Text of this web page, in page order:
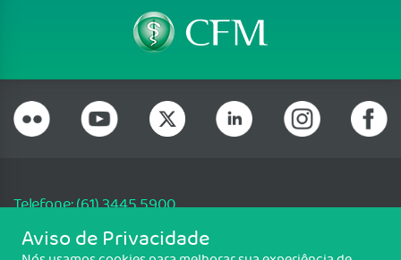
Telefone: (61) 3445 5900
Email: cfm@portalmedico.org.br
SGAS 616, Conjunto D, Lote 115, L2 Sul, Brasília/DF - CEP: 70200-760 -
Aviso de Privacidade